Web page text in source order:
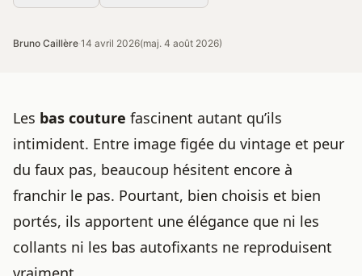
Bruno Caillère·14 avril 2026(maj. 4 août 2026)
Les bas couture fascinent autant qu’ils
intimident. Entre image figée du vintage et peur
du faux pas, beaucoup hésitent encore à
franchir le pas. Pourtant, bien choisis et bien
portés, ils apportent une élégance que ni les
collants ni les bas autofixants ne reproduisent